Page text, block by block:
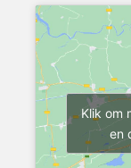
Klik om
en